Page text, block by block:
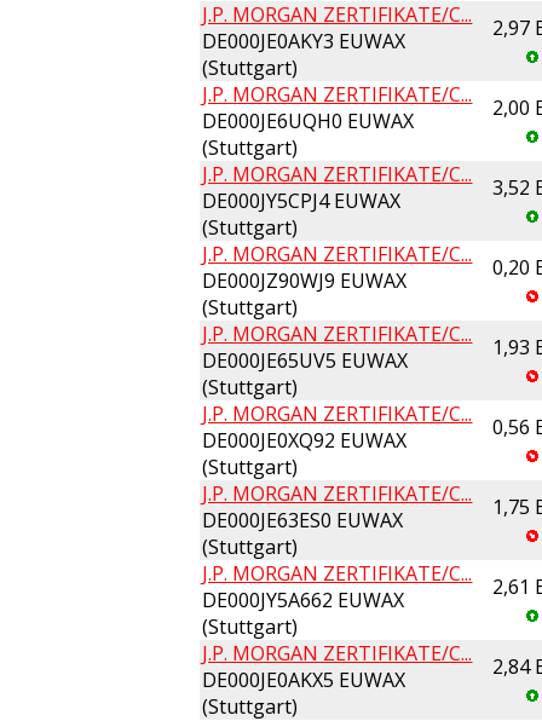
J.P. MORGAN ZERTIFIKATE/C...
DE000JE0AKY3 EUWAX
(Stuttgart)
2,97
J.P. MORGAN ZERTIFIKATE/C...
DE000JE6UQH0 EUWAX
(Stuttgart)
2,00
J.P. MORGAN ZERTIFIKATE/C...
DE000JY5CPJ4 EUWAX
(Stuttgart)
3,52
J.P. MORGAN ZERTIFIKATE/C...
DE000JZ90WJ9 EUWAX
(Stuttgart)
0,20
J.P. MORGAN ZERTIFIKATE/C...
DE000JE65UV5 EUWAX
(Stuttgart)
1,93
J.P. MORGAN ZERTIFIKATE/C...
DE000JE0XQ92 EUWAX
(Stuttgart)
0,56
J.P. MORGAN ZERTIFIKATE/C...
DE000JE63ES0 EUWAX
(Stuttgart)
1,75
J.P. MORGAN ZERTIFIKATE/C...
DE000JY5A662 EUWAX
(Stuttgart)
2,61
J.P. MORGAN ZERTIFIKATE/C...
DE000JE0AKX5 EUWAX
(Stuttgart)
2,84